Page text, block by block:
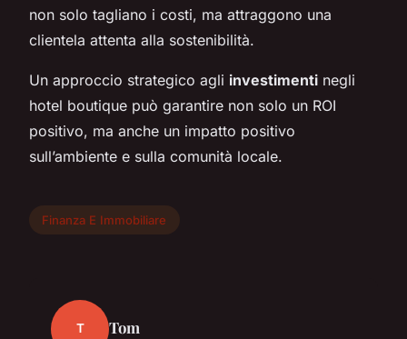
non solo tagliano i costi, ma attraggono una
clientela attenta alla sostenibilità.
Un approccio strategico agli investimenti negli
hotel boutique può garantire non solo un ROI
positivo, ma anche un impatto positivo
sull’ambiente e sulla comunità locale.
Finanza E Immobiliare
T Tom